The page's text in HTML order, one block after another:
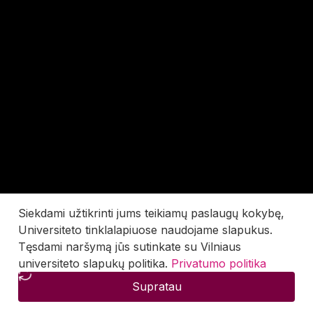
Siekdami užtikrinti jums teikiamų paslaugų kokybę,
Universiteto tinklalapiuose naudojame slapukus.
Tęsdami naršymą jūs sutinkate su Vilniaus
universiteto slapukų politika. Privatumo politika
Supratau